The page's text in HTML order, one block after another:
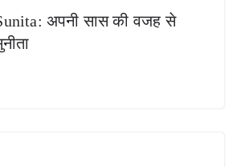
अपनी सास की वजह से